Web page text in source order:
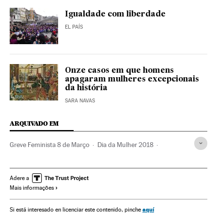
Igualdade com liberdade
EL PAÍS
Onze casos em que homens
apagaram mulheres excepcionais
da história
SARA NAVAS
ARQUIVADO EM
Greve Feminista 8 de Março Dia da Mulher 2018
Dia internacional da mulher
Dias mundiais
México Machismo Direitos mulher
Adere a
Mais informações
Si está interesado en licenciar este contenido, pinche aquí